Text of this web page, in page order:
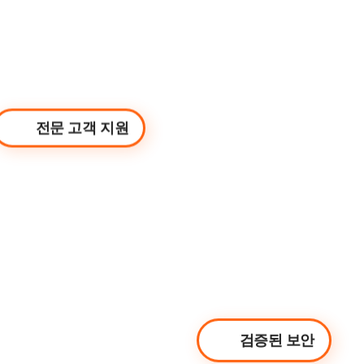
전문 고객 지원
검증된 보안